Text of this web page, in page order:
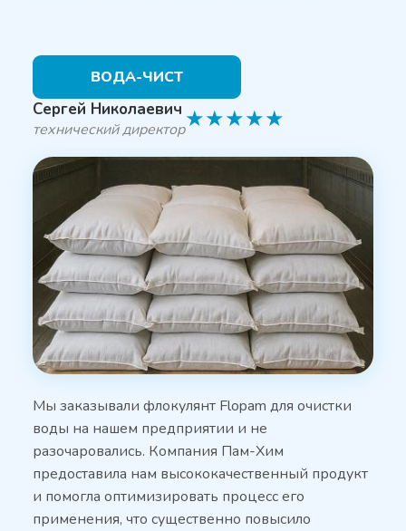
ВОДА-ЧИСТ
Сергей Николаевич
технический директор★★★★★
Мы заказывали флокулянт Flopam для очистки
воды на нашем предприятии и не
разочаровались. Компания Пам-Хим
предоставила нам высококачественный продукт
и помогла оптимизировать процесс его
применения, что существенно повысило